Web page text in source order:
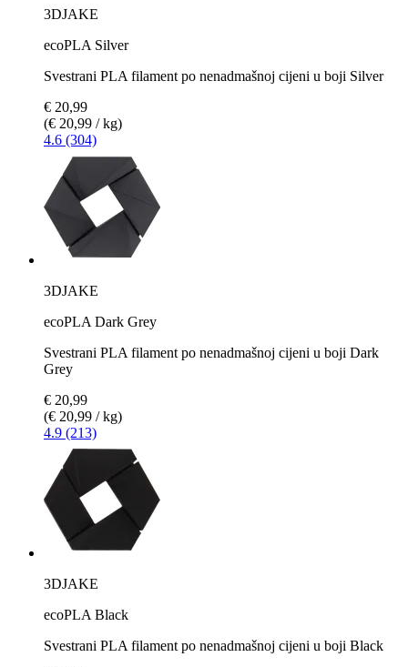
3DJAKE
ecoPLA Silver
Svestrani PLA filament po nenadmašnoj cijeni u boji Silver
€ 20,99
(€ 20,99 / kg)
4.6 (304)
3DJAKE
ecoPLA Dark Grey
Svestrani PLA filament po nenadmašnoj cijeni u boji Dark
Grey
€ 20,99
(€ 20,99 / kg)
4.9 (213)
3DJAKE
ecoPLA Black
Svestrani PLA filament po nenadmašnoj cijeni u boji Black